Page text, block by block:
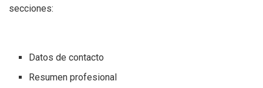
secciones:
Datos de contacto
Resumen profesional